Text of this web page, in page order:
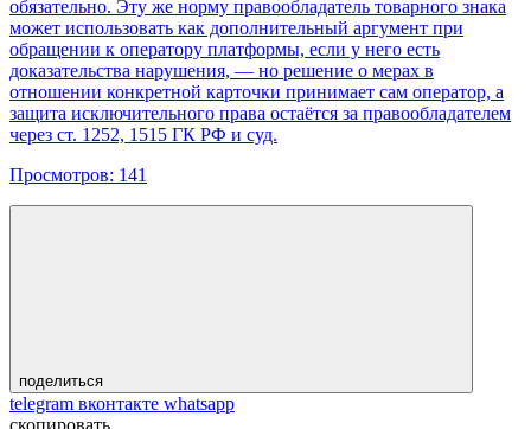
обязательно. Эту же норму правообладатель товарного знака
может использовать как дополнительный аргумент при
обращении к оператору платформы, если у него есть
доказательства нарушения, — но решение о мерах в
отношении конкретной карточки принимает сам оператор, а
защита исключительного права остаётся за правообладателем
через ст. 1252, 1515 ГК РФ и суд.
Просмотров: 141
поделиться
telegram вконтакте whatsapp
скопировать